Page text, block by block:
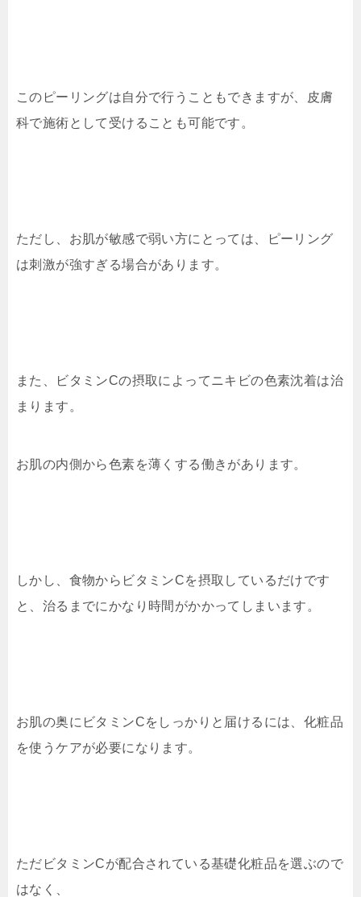
このピーリングは自分で行うこともできますが、皮膚
科で施術として受けることも可能です。
ただし、お肌が敏感で弱い方にとっては、ピーリング
は刺激が強すぎる場合があります。
また、ビタミンCの摂取によってニキビの色素沈着は治
まります。
お肌の内側から色素を薄くする働きがあります。
しかし、食物からビタミンCを摂取しているだけです
と、治るまでにかなり時間がかかってしまいます。
お肌の奥にビタミンCをしっかりと届けるには、化粧品
を使うケアが必要になります。
ただビタミンCが配合されている基礎化粧品を選ぶので
はなく、